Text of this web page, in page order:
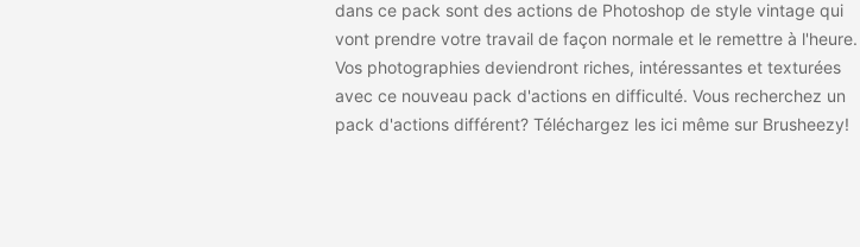
dans ce pack sont des actions de Photoshop de style vintage qui
vont prendre votre travail de façon normale et le remettre à l'heure.
Vos photographies deviendront riches, intéressantes et texturées
avec ce nouveau pack d'actions en difficulté. Vous recherchez un
pack d'actions différent? Téléchargez les ici même sur Brusheezy!